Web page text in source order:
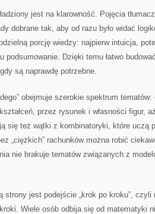
jest na klarowność. Pojęcia
dobrane tak, aby od razu było widać
porcję wiedzy: najpierw intuicja,
podsumowanie. Dzięki temu łatwo
są naprawdę potrzebne.
obejmuje szerokie spektrum tematów:
przez rysunek i własności figur,
się też wątki z kombinatoryki, które uczą
„ciężkich” rachunków można robić
nie brakuje tematów związanych z
strony jest podejście „krok po kroku”,
Wiele osób odbija się od matematyki